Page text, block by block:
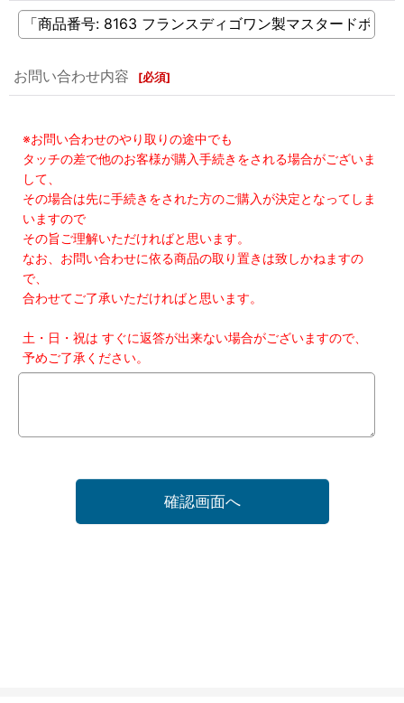
お問い合わせ内容 [必須]
※お問い合わせのやり取りの途中でも
タッチの差で他のお客様が購入手続きをされる場合がございま
して、
その場合は先に手続きをされた方のご購入が決定となってしま
いますので
その旨ご理解いただければと思います。
なお、お問い合わせに依る商品の取り置きは致しかねますの
で、
合わせてご了承いただければと思います。
土・日・祝は すぐに返答が出来ない場合がございますので、
予めご了承ください。
確認画面へ